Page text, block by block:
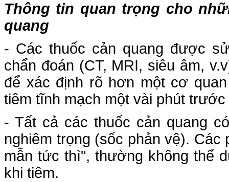
Thông tin quan trọng cho
quang
- Các thuốc cản quang được
chẩn đoán (CT, MRI, siêu âm,
để xác định rõ hơn một cơ
tiêm tĩnh mạch một vài phút
- Tất cả các thuốc cản quang
nghiêm trọng (sốc phản vệ).
mẫn tức thì", thường không thể
khi tiêm.